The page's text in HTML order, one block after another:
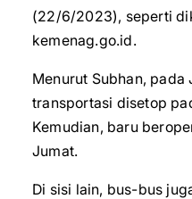
(22/6/2023), seperti
kemenag.go.id.
Menurut Subhan, pada
transportasi disetop
Kemudian, baru
Jumat.
Di sisi lain, bus-bus